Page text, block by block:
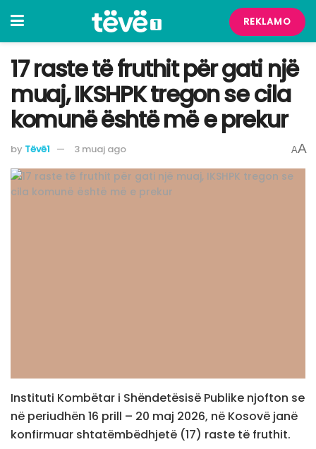
REKLAMO
17 raste të fruthit për gati një
muaj, IKSHPK tregon se cila
komunë është më e prekur
by Tëvë1 3 muaj ago AA
Instituti Kombëtar i Shëndetësisë Publike njofton se
në periudhën 16 prill – 20 maj 2026, në Kosovë janë
konfirmuar shtatëmbëdhjetë (17) raste të fruthit.